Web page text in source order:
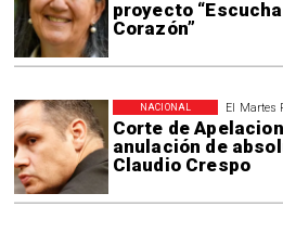
proyecto
Corazón”
El Martes
Corte de
anulación de
Claudio Crespo
NACIONAL